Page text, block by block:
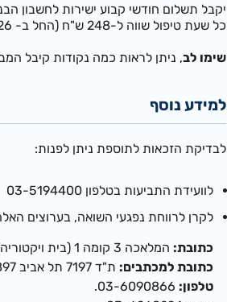
יקבל תשלום חודשי קבוע ישירות לחשבון הבנק. התשלום
כל שעת טיפול שווה ל-248 ש"ח (החל ב- 01.04.2026)
שימו לב, ניתן לראות כמה נקודות קיבל
למידע נוסף
לבדיקת הזכאות לתוספת ניתן לפנות:
לוועידת התביעות בטלפון 03-5194400
לקרן לרווחת נפגעי השואה, בערוצים
כתובת: המלאכה 3 קומה 1 (בית ויקטוריה) תל אביב.
כתובת למכתבים: ת"ד 7197 תל אביב 67897.
טלפון: